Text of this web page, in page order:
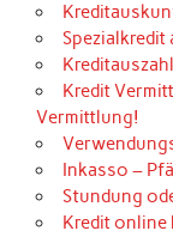
Kredit
Vermittlung!
Inkasso –
Stundung
Kredit online